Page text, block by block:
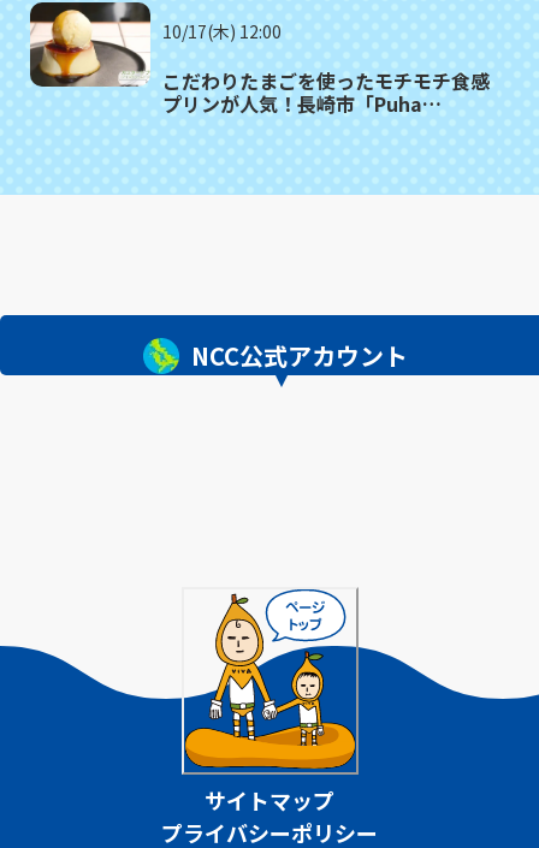
10/17(木) 12:00
こだわりたまごを使ったモチモチ食感
プリンが人気！長崎市「Puha
NCC公式アカウント
サイトマップ
プライバシーポリシー